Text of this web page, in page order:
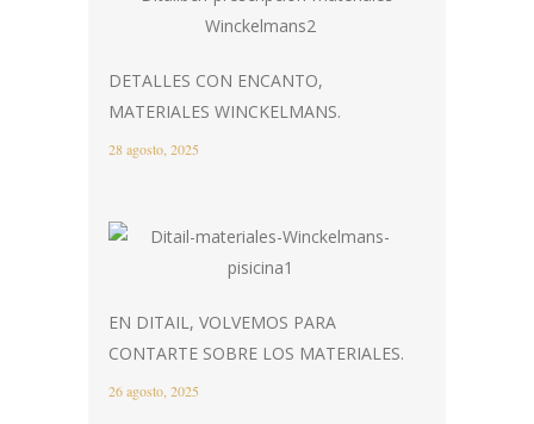
DETALLES CON ENCANTO,
MATERIALES WINCKELMANS.
28 agosto, 2025
EN DITAIL, VOLVEMOS PARA
CONTARTE SOBRE LOS MATERIALES.
26 agosto, 2025